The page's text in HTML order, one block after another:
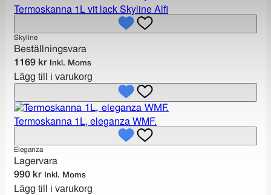
Termoskanna 1L vit lack Skyline Alfi
Skyline
Beställningsvara
1169 kr Inkl. Moms
Lägg till i varukorg
Termoskanna 1L, eleganza WMF.
Eleganza
Lagervara
990 kr Inkl. Moms
Lägg till i varukorg